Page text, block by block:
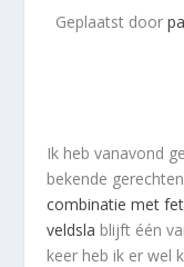
Geplaatst door
Ik heb vanavond
bekende
combinatie met
veldsla blijft één
keer heb ik er wel